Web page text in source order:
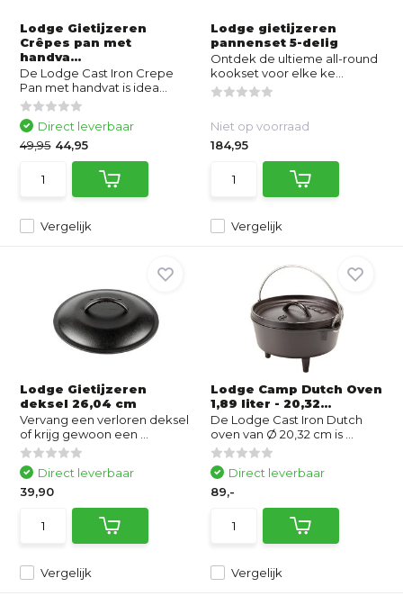
Lodge Gietijzeren
Crêpes pan met
handva...
De Lodge Cast Iron Crepe
Pan met handvat is idea...
Vergelijk
Direct leverbaar
49,95 44,95
Lodge gietijzeren
pannenset 5-delig
Ontdek de ultieme all-round
kookset voor elke ke...
Vergelijk
Niet op voorraad
184,95
Lodge Gietijzeren
deksel 26,04 cm
Vervang een verloren deksel
of krijg gewoon een ...
Vergelijk
Direct leverbaar
39,90
Lodge Camp Dutch Oven
1,89 liter - 20,32...
De Lodge Cast Iron Dutch
oven van Ø 20,32 cm is ...
Vergelijk
Direct leverbaar
89,-